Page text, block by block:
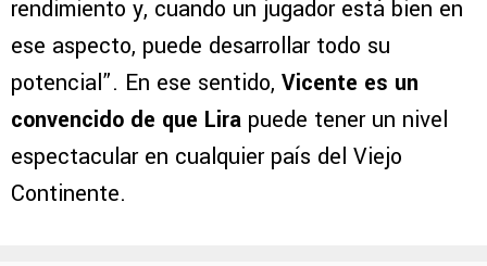
rendimiento y, cuando un jugador está bien en
ese aspecto, puede desarrollar todo su
potencial”. En ese sentido, Vicente es un
convencido de que Lira puede tener un nivel
espectacular en cualquier país del Viejo
Continente.